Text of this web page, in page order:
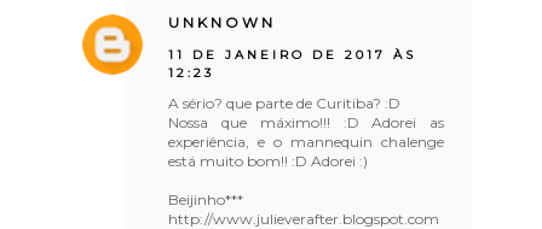
UNKNOWN
11 DE JANEIRO DE 2017 ÀS
12:23
A sério? que parte de Curitiba? :D
Nossa que máximo!!! :D Adorei as
experiência, e o mannequin chalenge
está muito bom!! :D Adorei :)
Beijinho***
http://www.julieverafter.blogspot.com